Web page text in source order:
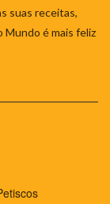
suas receitas,
Mundo é mais feliz